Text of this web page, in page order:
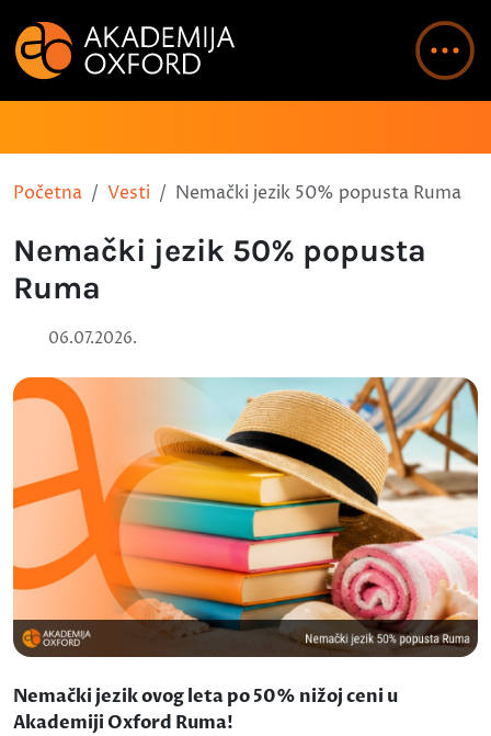
Početna Vesti Nemački jezik 50% popusta Ruma
Nemački jezik 50% popusta
Ruma
06.07.2026.
Nemački jezik ovog leta po 50% nižoj ceni u
Akademiji Oxford Ruma!